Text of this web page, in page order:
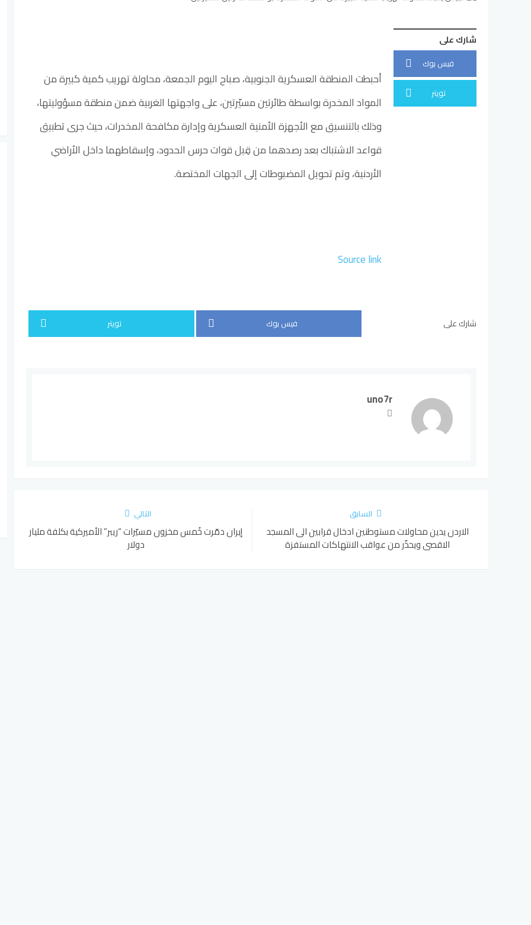
شارك على
فيس بوك
تويتر
أحبطت المنطقة العسكرية الجنوبية، صباح اليوم الجمعة، محاولة تهريب كمية كبيرة من
المواد المخدرة بواسطة طائرتين مسيّرتين، على واجهتها الغربية ضمن منطقة مسؤوليتها،
وذلك بالتنسيق مع الأجهزة الأمنية العسكرية وإدارة مكافحة المخدرات، حيث جرى تطبيق
قواعد الاشتباك بعد رصدهما من قِبل قوات حرس الحدود، وإسقاطهما داخل الأراضي
الأردنية، وتم تحويل المضبوطات إلى الجهات المختصة.
Source link
شارك على فيس بوك تويتر
uno7r
السابق
الاردن يدين محاولات مستوطنين ادخال قرابين الى المسجد
الاقصى ويحذّر من عواقب الانتهاكات المستفزة
التالي
إيران دمّرت خُمس مخزون مسيّرات “ريبر” الأميركية بكلفة مليار
دولار